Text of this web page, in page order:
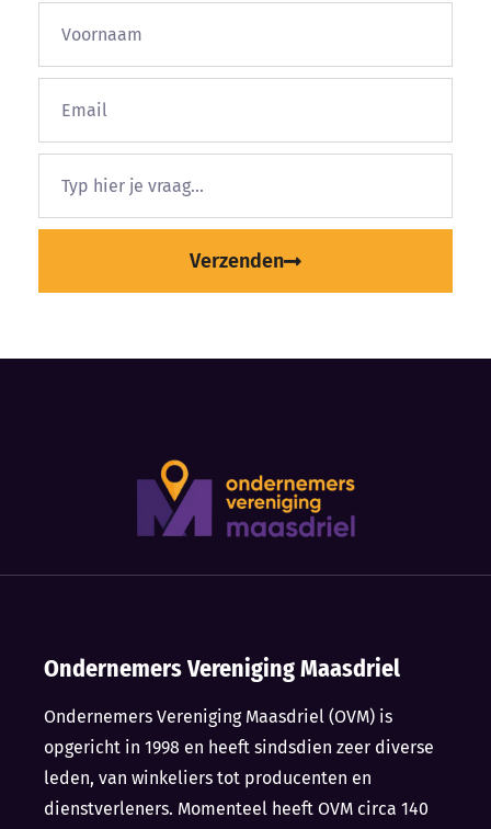
Verzenden
Ondernemers Vereniging Maasdriel
Ondernemers Vereniging Maasdriel (OVM) is
opgericht in 1998 en heeft sindsdien zeer diverse
leden, van winkeliers tot producenten en
dienstverleners. Momenteel heeft OVM circa 140